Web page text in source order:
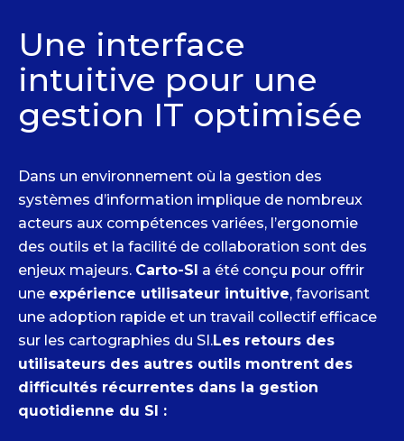
Une interface
intuitive pour une
gestion IT optimisée
Dans un environnement où la gestion des
systèmes d’information implique de nombreux
acteurs aux compétences variées, l’ergonomie
des outils et la facilité de collaboration sont des
enjeux majeurs. Carto-SI a été conçu pour offrir
une expérience utilisateur intuitive, favorisant
une adoption rapide et un travail collectif efficace
sur les cartographies du SI.Les retours des
utilisateurs des autres outils montrent des
difficultés récurrentes dans la gestion
quotidienne du SI :